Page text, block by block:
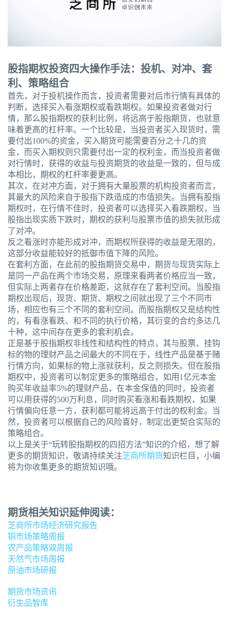
股指期权投资四大操作手法：投机、对冲、套
利、策略组合
首先，对于投机操作而言，投资者需要对后市行情有具体的
判断，选择买入看涨期权或看跌期权。如果投资者做对行
情，那么股指期权的获利比例，将远高于股指期货，也就意
味着更高的杠杆率。一个比较是，当投资者买入现货时，需
要付出100%的资金，买入期货可能需要百分之十几的资
金，而买入期权则只需要付出一定的权利金，而当投资者做
对行情时，获得的收益与投资期货的收益是一致的，但与成
本相比，期权的杠杆率要更高。
其次，在对冲方面，对于拥有大量股票的机构投资者而言，
其最大的风险来自于股指下跌造成的市值损失。当拥有股指
期权时，在行情不佳时，投资者可以选择买入看跌期权，当
股指出现实质下跌时，期权的获利与股票市值的损失就形成
了对冲。
反之看涨时亦能形成对冲，而期权所获得的收益是无限的，
这部分收益能较好的抵御市值下降的风险。
在套利方面，在此前的股指期货交易中，期货与现货实际上
是同一产品在两个市场交易，原理来看两者价格应当一致，
但实际上两者存在价格差距，这就存在了套利空间。当股指
期权出现后，现货、期货、期权之间就出现了三个不同市
场，相应也有三个不同的套利空间。而股指期权又是结构性
的，有看涨看跌、和不同的执行价格，其衍变的合约多达几
十种，这中间存在更多的套利机会。
正是基于股指期权非线性和结构性的特点，其与股票、挂钩
标的物的理财产品之间最大的不同在于，线性产品是基于赌
行情方向，如果标的物上涨就获利，反之则损失。但在股指
期权中，投资者可以制定更多的策略组合，如用1亿元本金
购买年收益率5%的理财产品，在本金保值的同时，投资者
可以用获得的500万利息，同时购买看涨和看跌期权，如果
行情偏向任意一方，获利都可能将远高于付出的权利金。当
然，投资者可以根据自己的风险喜好，制定出更契合实际的
策略组合。
以上是关于“玩转股指期权的四招方法”知识的介绍，想了解
更多的期货知识，敬请持续关注芝商所期货知识栏目，小编
将为你收集更多的期货知识哦。
期货相关知识延伸阅读：
芝商所市场经济研究报告
铜市场策略周报
农产品策略双周报
天然气市场周报
原油市场研报
期货市场资讯
衍生品智库